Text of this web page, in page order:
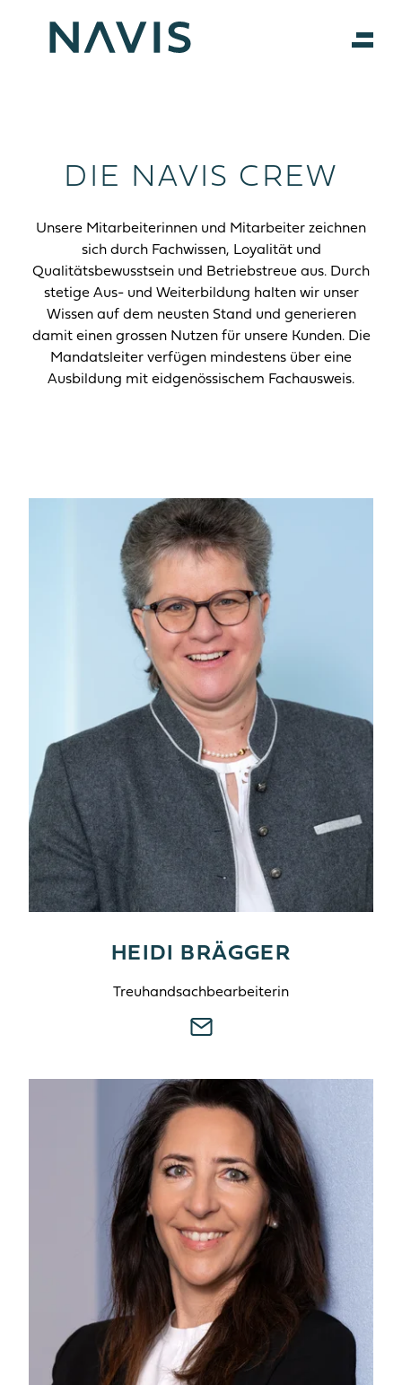
DIE NAVIS CREW
Unsere Mitarbeiterinnen und Mitarbeiter zeichnen
sich durch Fachwissen, Loyalität und
Qualitätsbewusstsein und Betriebstreue aus. Durch
stetige Aus- und Weiterbildung halten wir unser
Wissen auf dem neusten Stand und generieren
damit einen grossen Nutzen für unsere Kunden. Die
Mandatsleiter verfügen mindestens über eine
Ausbildung mit eidgenössischem Fachausweis.
HEIDI BRÄGGER
Treuhandsachbearbeiterin